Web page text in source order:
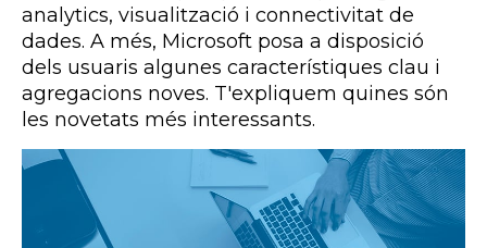
analytics, visualització i connectivitat de
dades. A més, Microsoft posa a disposició
dels usuaris algunes característiques clau i
agregacions noves. T'expliquem quines són
les novetats més interessants.